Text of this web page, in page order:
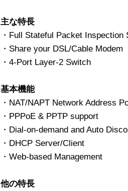
主な特長
・Full Stateful Packet Inspection
・Share your DSL/Cable Modem
・4-Port Layer-2 Switch
基本機能
・NAT/NAPT Network Address
・PPPoE & PPTP support
・Dial-on-demand and Auto
・DHCP Server/Client
・Web-based Management
他の特長